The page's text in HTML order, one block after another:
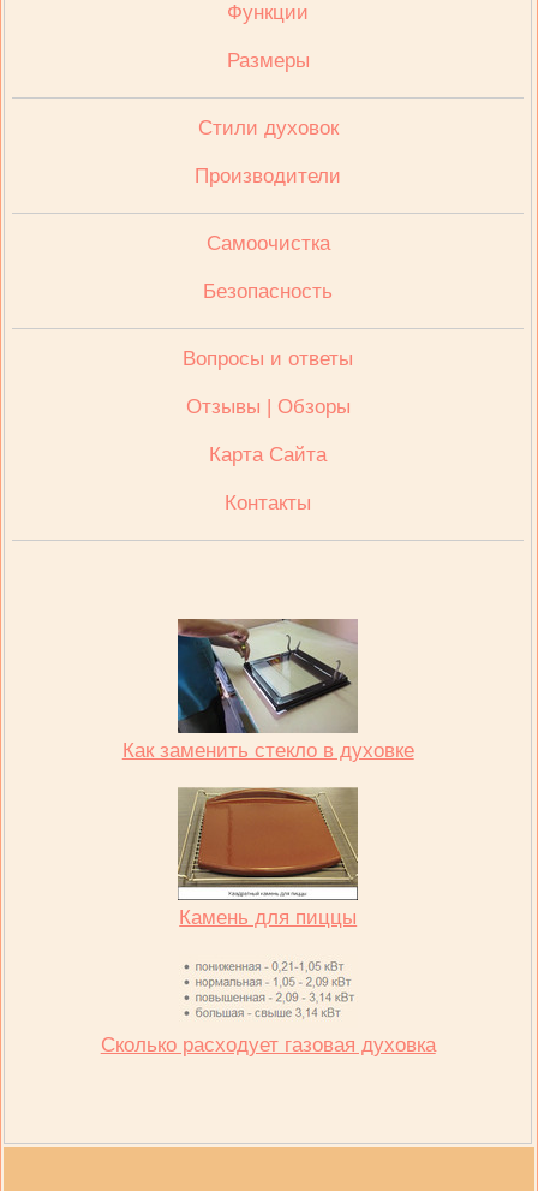
Функции
Размеры
Стили духовок
Производители
Cамоочистка
Безопасность
Вопросы и ответы
Отзывы | Обзоры
Карта Сайта
Контакты
Как заменить стекло в духовке
Камень для пиццы
Сколько расходует газовая духовка